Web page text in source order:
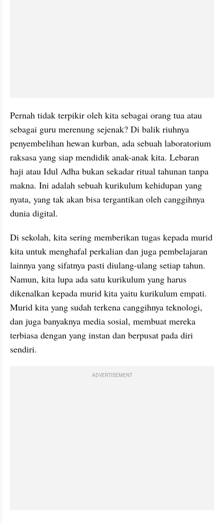
Pernah tidak terpikir oleh kita sebagai orang tua atau
sebagai guru merenung sejenak? Di balik riuhnya
penyembelihan hewan kurban, ada sebuah laboratorium
raksasa yang siap mendidik anak-anak kita. Lebaran
haji atau Idul Adha bukan sekadar ritual tahunan tanpa
makna. Ini adalah sebuah kurikulum kehidupan yang
nyata, yang tak akan bisa tergantikan oleh canggihnya
dunia digital.
Di sekolah, kita sering memberikan tugas kepada murid
kita untuk menghafal perkalian dan juga pembelajaran
lainnya yang sifatnya pasti diulang-ulang setiap tahun.
Namun, kita lupa ada satu kurikulum yang harus
dikenalkan kepada murid kita yaitu kurikulum empati.
Murid kita yang sudah terkena canggihnya teknologi,
dan juga banyaknya media sosial, membuat mereka
terbiasa dengan yang instan dan berpusat pada diri
sendiri.
ADVERTISEMENT